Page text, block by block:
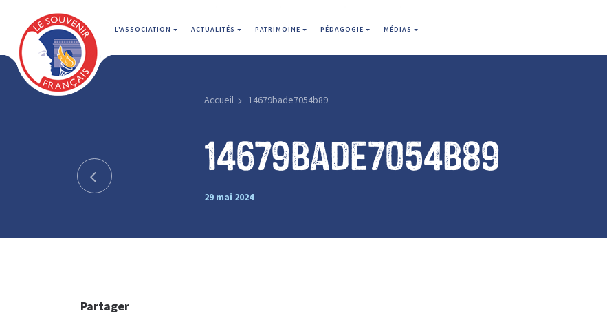
L'ASSOCIATION ACTUALITÉS PATRIMOINE PÉDAGOGIE MÉDIAS
Accueil 14679bade7054b89
14679bade7054b89
29 mai 2024
Partager